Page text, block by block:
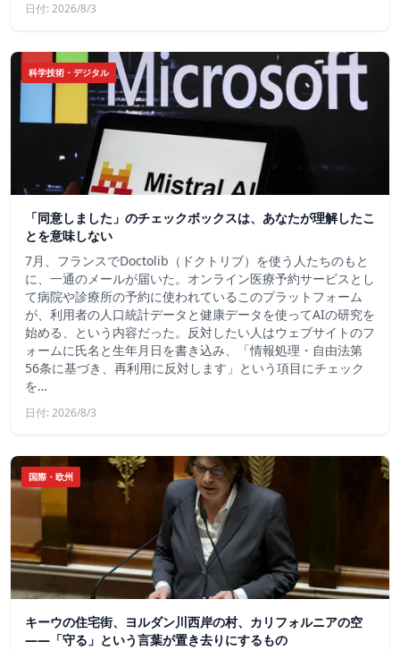
日付: 2026/8/3
科学技術・デジタル
「同意しました」のチェックボックスは、あなたが理解したこ
とを意味しない
7月、フランスでDoctolib（ドクトリブ）を使う人たちのもと
に、一通のメールが届いた。オンライン医療予約サービスとし
て病院や診療所の予約に使われているこのプラットフォーム
が、利用者の人口統計データと健康データを使ってAIの研究を
始める、という内容だった。反対したい人はウェブサイトのフ
ォームに氏名と生年月日を書き込み、「情報処理・自由法第
56条に基づき、再利用に反対します」という項目にチェック
を…
日付: 2026/8/3
国際・欧州
キーウの住宅街、ヨルダン川西岸の村、カリフォルニアの空
——「守る」という言葉が置き去りにするもの